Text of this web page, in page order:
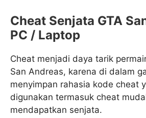
Cheat Senjata GTA
PC / Laptop
Cheat menjadi daya tarik
San Andreas, karena di dalam
menyimpan rahasia kode cheat
digunakan termasuk cheat
mendapatkan senjata.